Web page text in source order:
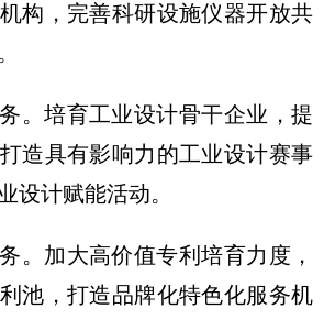
构，完善科研设施仪器开放共
。培育工业设计骨干企业，提
造具有影响力的工业设计赛事
设计赋能活动。
。加大高价值专利培育力度，
池，打造品牌化特色化服务机